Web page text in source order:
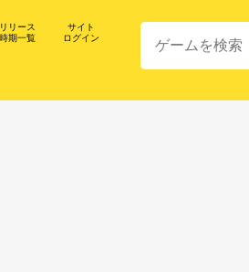
リリース
時期一覧
サイト
ログイン